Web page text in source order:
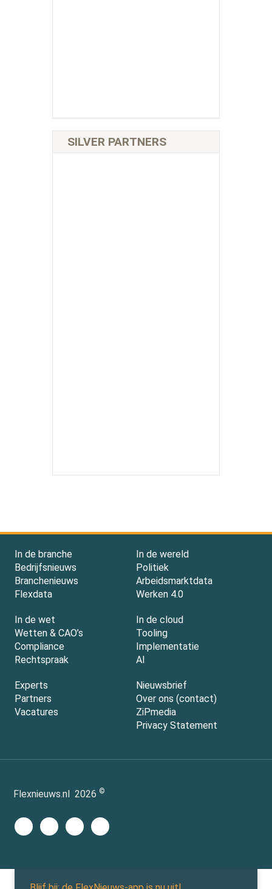
SILVER PARTNERS
In de branche
Bedrijfsnieuws
Branchenieuws
Flexdata
In de wereld
Politiek
Arbeidsmarktdata
Werken 4.0
In de wet
Wetten & CAO’s
Compliance
Rechtspraak
In de cloud
Tooling
Implementatie
AI
Experts
Partners
Vacatures
Nieuwsbrief
Over ons (contact)
ZiPmedia
Privacy Statement
Flexnieuws.nl 2026 ©